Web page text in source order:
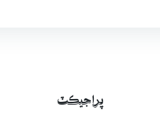
پراجيڪٽ